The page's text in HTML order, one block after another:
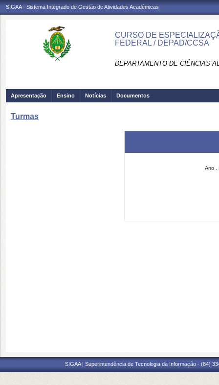
SIGAA - Sistema Integrado de Gestão de Atividades Acadêmicas
CURSO DE
FEDERAL / DEPAD/CCSA
DEPARTAMENTO DE CIÊNCIAS
Apresentação Ensino Notícias Documentos
Turmas
Ano
SIGAA | Superintendência de Tecnologia da Informação - (84)